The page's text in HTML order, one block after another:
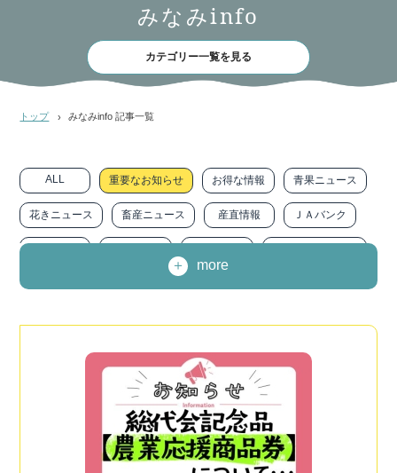
みなみinfo
カテゴリー一覧を見る
トップ みなみinfo 記事一覧
ALL 重要なお知らせ お得な情報 青果ニュース
花きニュース 畜産ニュース 産直情報 ＪＡバンク
more